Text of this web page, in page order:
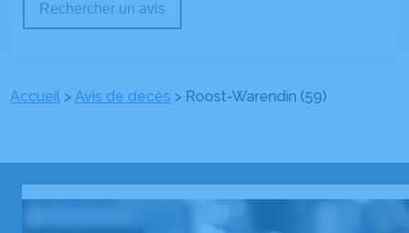
Rechercher un avis
Accueil >Avis de décès > Roost-Warendin (59)